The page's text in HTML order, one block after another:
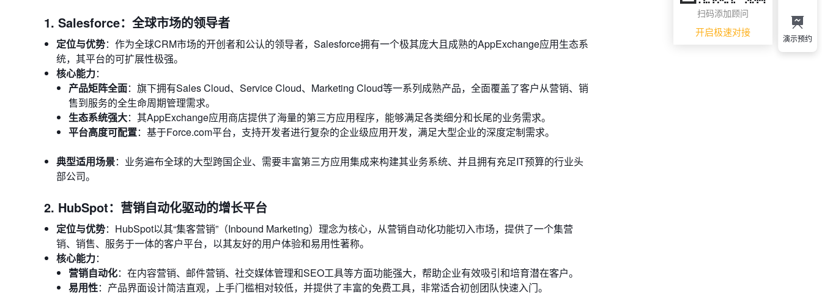
1. Salesforce：全球市场的领导者
定位与优势：作为全球CRM市场的开创者和公认的领导者，Salesforce拥有一个极其庞大且成熟的AppExchange应用生态系
统，其平台的可扩展性极强。
核心能力：
产品矩阵全面：旗下拥有Sales Cloud、Service Cloud、Marketing Cloud等一系列成熟产品，全面覆盖了客户从营销、销
售到服务的全生命周期管理需求。
生态系统强大：其AppExchange应用商店提供了海量的第三方应用程序，能够满足各类细分和长尾的业务需求。
平台高度可配置：基于Force.com平台，支持开发者进行复杂的企业级应用开发，满足大型企业的深度定制需求。
典型适用场景：业务遍布全球的大型跨国企业、需要丰富第三方应用集成来构建其业务系统、并且拥有充足IT预算的行业头
部公司。
2. HubSpot：营销自动化驱动的增长平台
定位与优势：HubSpot以其“集客营销”（Inbound Marketing）理念为核心，从营销自动化功能切入市场，提供了一个集营
销、销售、服务于一体的客户平台，以其友好的用户体验和易用性著称。
核心能力：
营销自动化：在内容营销、邮件营销、社交媒体管理和SEO工具等方面功能强大，帮助企业有效吸引和培育潜在客户。
易用性：产品界面设计简洁直观，上手门槛相对较低，并提供了丰富的免费工具，非常适合初创团队快速入门。
扫码添加顾问
开启极速对接 演示预约